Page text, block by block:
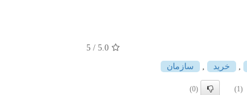
5.0
/ 5
خرید سازمان
(1)
(0)